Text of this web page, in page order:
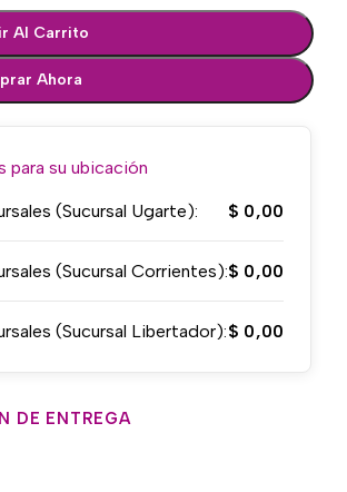
Al Carrito
Ahora
su ubicación
(Sucursal Ugarte): $ 0,00
(Sucursal Corrientes):$ 0,00
(Sucursal Libertador):$ 0,00
DE ENTREGA